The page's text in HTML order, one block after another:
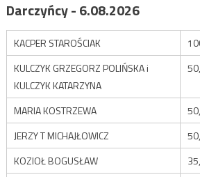
Darczyńcy - 6.08.2026
KACPER STAROŚCIAK
KULCZYK GRZEGORZ POLIŃSKA i
KULCZYK KATARZYNA
MARIA KOSTRZEWA
JERZY T MICHAJŁOWICZ
KOZIOŁ BOGUSŁAW